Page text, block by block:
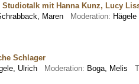
mit Hanna Kunz, Lucy
Maren Moderation: Hägele
Schlager
Ulrich Moderation: Boga, Melis